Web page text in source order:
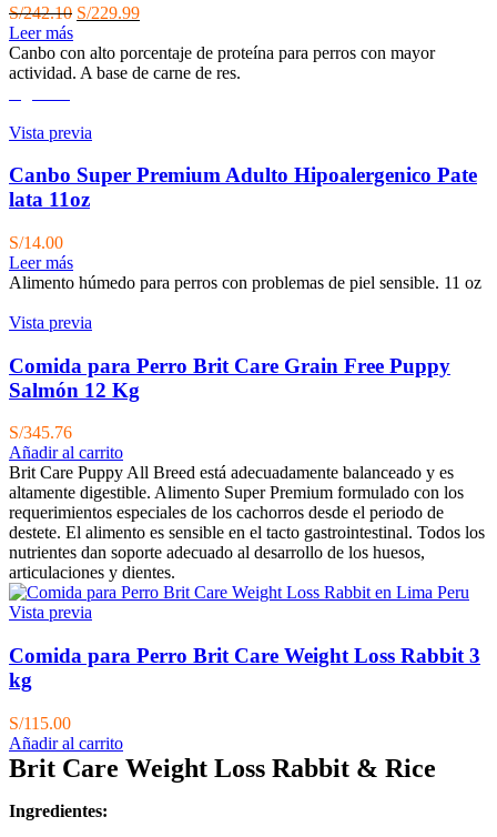
S/242.10 El
original
era:
S/229.99El
actual
es:
Leer más
Canbo con alto porcentaje de proteína para perros con mayor
actividad. A base de carne de res.
Vista previa
Canbo Super Premium Adulto Hipoalergenico Pate
lata 11oz
S/14.00
Leer más
Alimento húmedo para perros con problemas de piel sensible. 11 oz
Vista previa
Comida para Perro Brit Care Grain Free Puppy
Salmón 12 Kg
S/345.76
Añadir al carrito
Brit Care Puppy All Breed está adecuadamente balanceado y es
altamente digestible. Alimento Super Premium formulado con los
requerimientos especiales de los cachorros desde el periodo de
destete. El alimento es sensible en el tacto gastrointestinal. Todos los
nutrientes dan soporte adecuado al desarrollo de los huesos,
articulaciones y dientes.
Vista previa
Comida para Perro Brit Care Weight Loss Rabbit 3
kg
S/115.00
Añadir al carrito
Brit Care Weight Loss Rabbit & Rice
Ingredientes: